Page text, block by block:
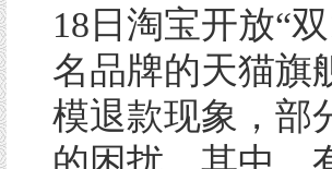
18日淘宝开放“
名品牌的天猫旗
模退款现象，部